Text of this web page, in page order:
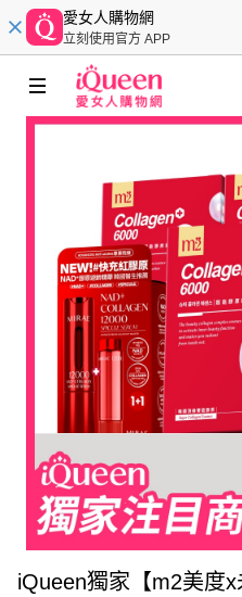
愛女人購物網
立刻使用官方 APP
iQueen獨家【m2美度